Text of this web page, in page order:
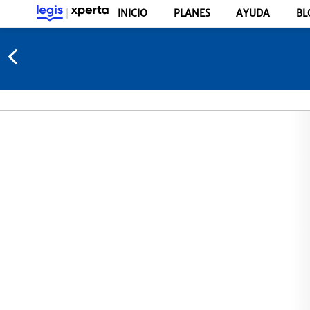
INICIO PLANES AYUDA